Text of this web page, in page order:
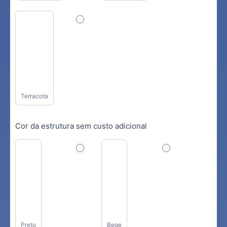
Terracota
Cor da estrutura sem custo adicional
Preto Bege